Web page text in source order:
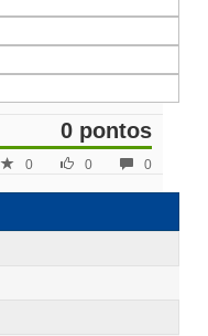
0 pontos
0
0
0